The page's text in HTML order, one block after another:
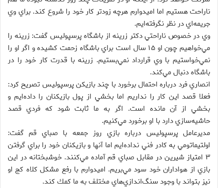
ناراحت هستيم اما اميدوارم هرچه زودتر كار خود را شروع كند. براي وي
جريمه‌‌اي در نظر نگرفته‌ايم.
وي در خصوص ناراحتي دكتر زرينه از باشگاه پرسپوليس گفت: زرينه را
مي‌خواهيم چون او ۱۵ سال است براي باشگاه زحمت كشيده و اگر او را
نمي‌خواستيم با وي قرارداد نمي‌بستيم. زرينه با قدرت كار خود را در
باشگاه دنبال مي‌كند.
انصاري فرد درباره احتمال برخورد با چند بازيكن پرسپوليس تصريح كرد:
فعلا قصد اين كار را نداريم اما بخشي از پول بازيكنان را داده‌ايم و
بخشي از آن مانده است. اگر به ما ثابت شود كه فردي قصد
حاشيه‌سازي دارد با او برخورد مي‌كنيم.
مديرعامل پرسپوليس درباره بازي روز جمعه با صباي قم گفت:
اولتيماتومي به كادر فني نداده‌ايم اما آنها و بازيكنان خود را براي گرفتن
۳ امتياز شيرين در مقابل صباي قم آماده مي‌كنند. خوشبختانه در اين
بازي از هواداران خود سود مي‌بريم. اميدوارم با رفع مشكل كلاه كج او
نيز بتواند با وجود سنگ‌اندازي‌هاي مختلف به ما كمك كند.